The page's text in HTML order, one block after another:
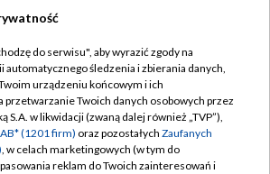
TVP
TVP
Regulamin TVP
Polityka prywatności
Moje zgody
do serwisu", aby wyrazić zgody na
śledzenia i zbierania danych,
urządzeniu końcowym i ich
przetwarzanie Twoich danych osobowych przez
S.A. w likwidacji (zwaną dalej również „TVP”),
(1201 firm) oraz pozostałych Zaufanych
, w celach marketingowych (w tym do
reklam do Twoich zainteresowań i